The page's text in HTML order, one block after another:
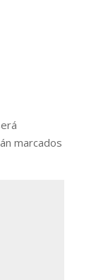
marcados